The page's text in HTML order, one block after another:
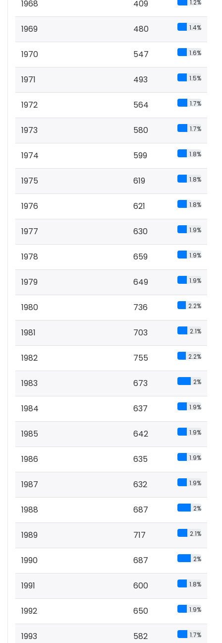
1968 409 1.2%
1969 480 1.4%
1970 547 1.6%
1971 493 1.5%
1972 564 1.7%
1973 580 1.7%
1974 599 1.8%
1975 619 1.8%
1976 621 1.8%
1977 630 1.9%
1978 659 1.9%
1979 649 1.9%
1980 736 2.2%
1981 703 2.1%
1982 755 2.2%
1983 673 2%
1984 637 1.9%
1985 642 1.9%
1986 635 1.9%
1987 632 1.9%
1988 687 2%
1989 717 2.1%
1990 687 2%
1991 600 1.8%
1992 650 1.9%
1993 582 1.7%